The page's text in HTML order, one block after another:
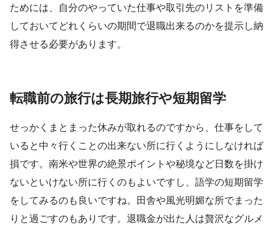
ためには、自分のやっていた仕事や取引先のリストを準備
しておいてどれくらいの期間で退職出来るのかを提示し納
得させる必要があります。
転職前の旅行は長期旅行や短期留学
せっかくまとまった休みが取れるのですから、仕事をして
いると中々行くことの出来ない所に行くようにしなければ
損です。南米や世界の絶景ポイントや秘境など日数を掛け
ないといけない所に行くのもよいですし、語学の短期留学
をしてみるのも良いですね。田舎や風光明媚な所でまった
りと過ごすのもありです。退職金が出た人は贅沢なグルメ